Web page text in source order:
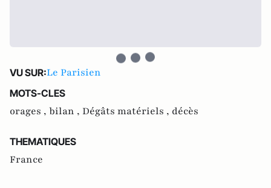
VU SUR:Le Parisien
MOTS-CLES
orages , bilan , Dégâts matériels , décès
THEMATIQUES
France